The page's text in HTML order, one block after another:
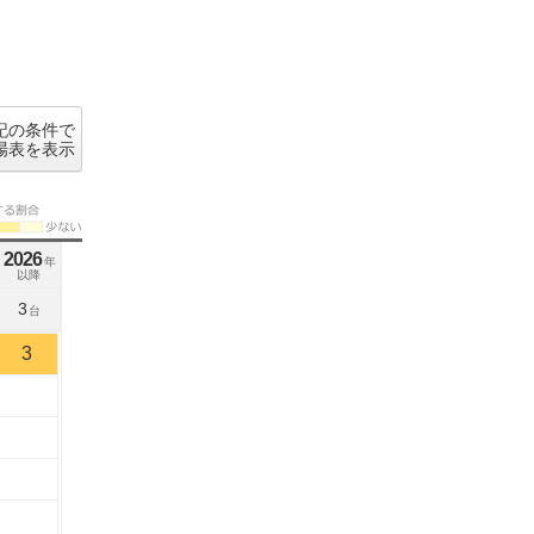
の条件で
表を表示
2026年
以降
3 台
3